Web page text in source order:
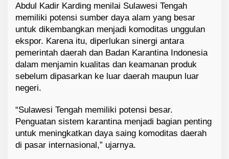
Abdul Kadir Karding menilai Sulawesi Tengah
memiliki potensi sumber daya alam yang besar
untuk dikembangkan menjadi komoditas unggulan
ekspor. Karena itu, diperlukan sinergi antara
pemerintah daerah dan Badan Karantina Indonesia
dalam menjamin kualitas dan keamanan produk
sebelum dipasarkan ke luar daerah maupun luar
negeri.
“Sulawesi Tengah memiliki potensi besar.
Penguatan sistem karantina menjadi bagian penting
untuk meningkatkan daya saing komoditas daerah
di pasar internasional,” ujarnya.